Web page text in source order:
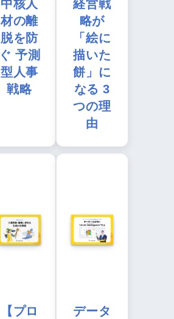
中核人
材の離
脱を防
ぐ 予測
型人事
戦略
経営戦
略が
「絵に
描いた
餅」に
なる 3
つの理
由
【プロ
データ